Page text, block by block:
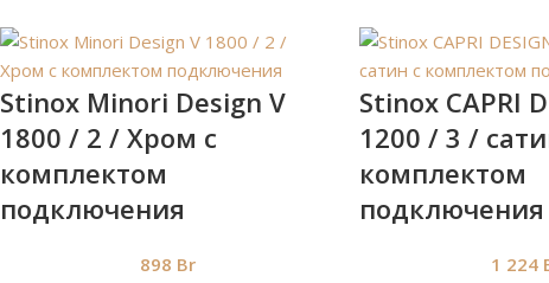
Stinox Minori Design V
1800 / 2 / Хром с
комплектом
подключения
898 Br
Stinox CAPRI
1200 / 3 /
комплектом
подключения
1 224